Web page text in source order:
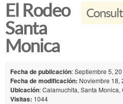
El Rodeo
Santa
Monica
Fecha de publicación: Septiembre 5,
Fecha de modificación: Noviembre 18,
Ubicación: Calamuchita, Santa
Visitas: 1044